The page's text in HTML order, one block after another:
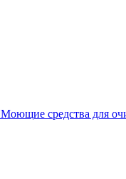
Моющие средства для